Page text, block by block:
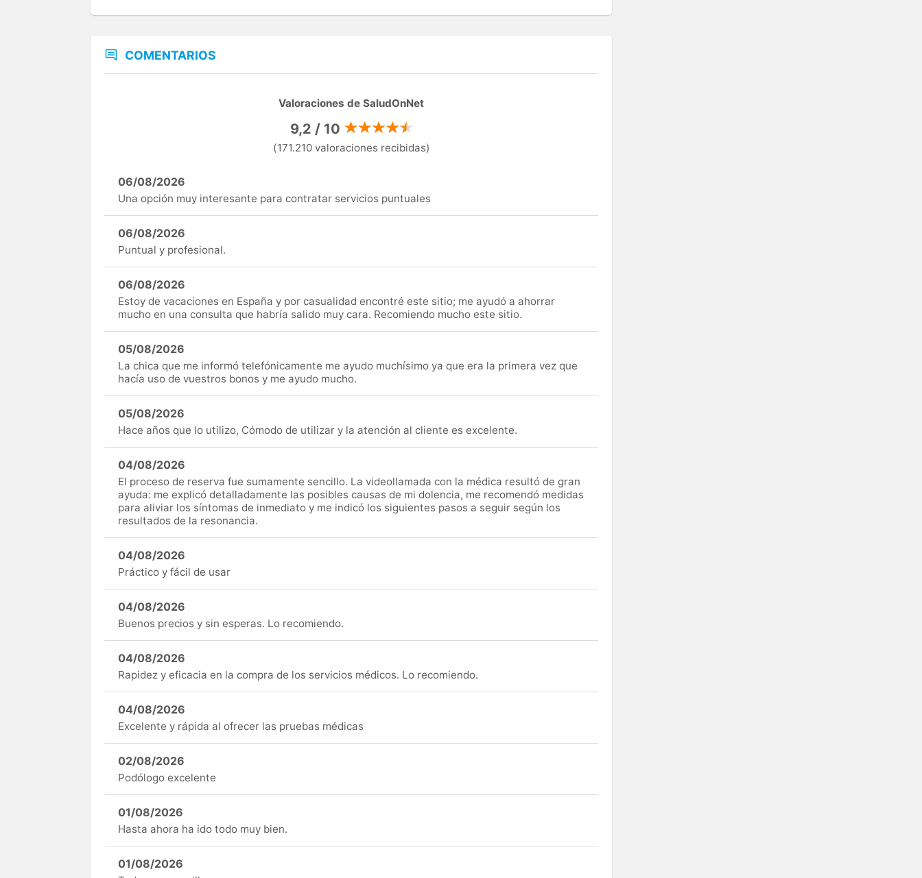
COMENTARIOS
Valoraciones de SaludOnNet
9,2 / 10
(171.210 valoraciones recibidas)
06/08/2026
Una opción muy interesante para contratar servicios puntuales
06/08/2026
Puntual y profesional.
06/08/2026
Estoy de vacaciones en España y por casualidad encontré este sitio; me ayudó a ahorrar
mucho en una consulta que habría salido muy cara. Recomiendo mucho este sitio.
05/08/2026
La chica que me informó telefónicamente me ayudo muchísimo ya que era la primera vez que
hacía uso de vuestros bonos y me ayudo mucho.
05/08/2026
Hace años que lo utilizo, Cómodo de utilizar y la atención al cliente es excelente.
04/08/2026
El proceso de reserva fue sumamente sencillo. La videollamada con la médica resultó de gran
ayuda: me explicó detalladamente las posibles causas de mi dolencia, me recomendó medidas
para aliviar los síntomas de inmediato y me indicó los siguientes pasos a seguir según los
resultados de la resonancia.
04/08/2026
Práctico y fácil de usar
04/08/2026
Buenos precios y sin esperas. Lo recomiendo.
04/08/2026
Rapidez y eficacia en la compra de los servicios médicos. Lo recomiendo.
04/08/2026
Excelente y rápida al ofrecer las pruebas médicas
02/08/2026
Podólogo excelente
01/08/2026
Hasta ahora ha ido todo muy bien.
01/08/2026